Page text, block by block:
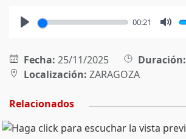
00:21
Fecha: 25/11/2025 Duración:
Localización: ZARAGOZA
Relacionados